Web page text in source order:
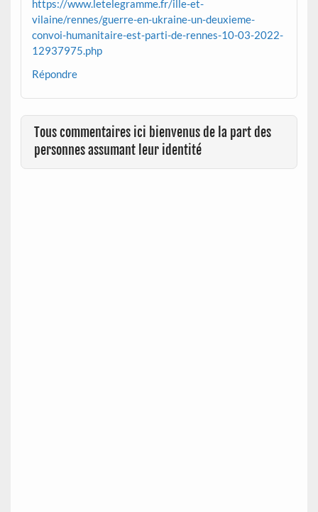
https://www.letelegramme.fr/ille-et-
vilaine/rennes/guerre-en-ukraine-un-deuxieme-
convoi-humanitaire-est-parti-de-rennes-10-03-2022-
12937975.php
Répondre
Tous commentaires ici bienvenus de la part des
personnes assumant leur identité